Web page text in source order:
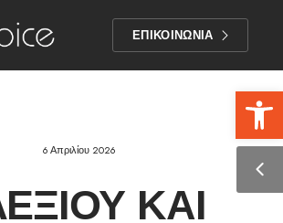
ΕΠΙΚΟΙΝΩΝΙΑ
6 Απριλίου 2026
ΚΑΙ